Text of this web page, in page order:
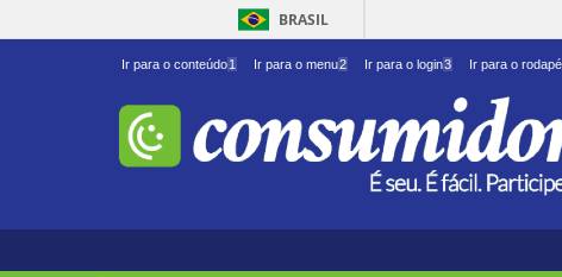
BRASIL
Ir para o conteúdo1 Ir para o menu2 Ir para o login3 Ir para o rodapé